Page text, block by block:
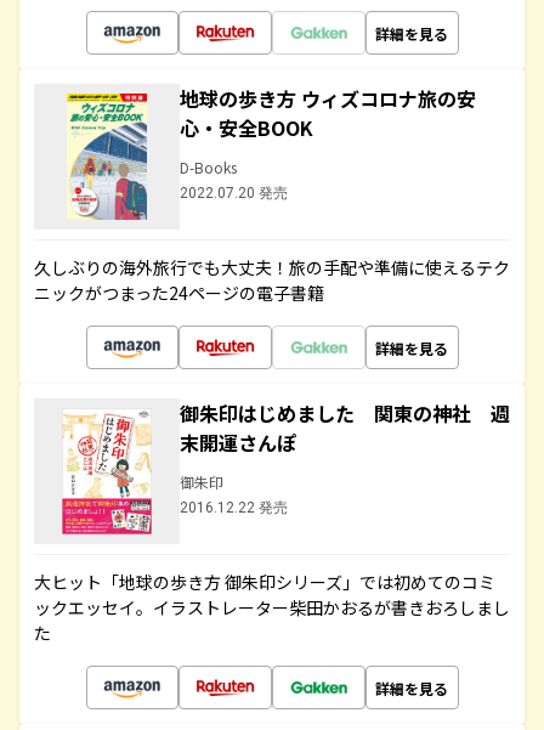
詳細を見る
地球の歩き方 ウィズコロナ旅の安
心・安全BOOK
D-Books
2022.07.20 発売
久しぶりの海外旅行でも大丈夫！旅の手配や準備に使えるテク
ニックがつまった24ページの電子書籍
詳細を見る
御朱印はじめました 関東の神社 週
末開運さんぽ
御朱印
2016.12.22 発売
大ヒット「地球の歩き方 御朱印シリーズ」では初めてのコミ
ックエッセイ。イラストレーター柴田かおるが書きおろしまし
た
詳細を見る